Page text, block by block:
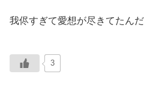
我侭すぎて愛想が尽きてたんだ
3